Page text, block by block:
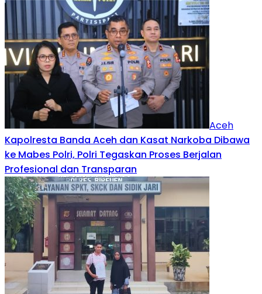
Aceh
Kapolresta Banda Aceh dan Kasat Narkoba Dibawa
ke Mabes Polri, Polri Tegaskan Proses Berjalan
Profesional dan Transparan